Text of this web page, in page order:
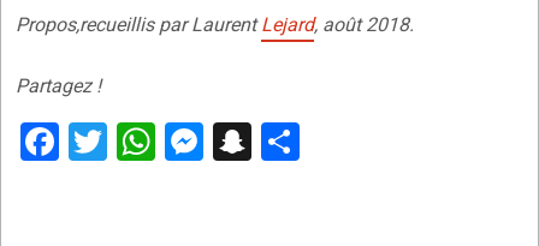
Propos,recueillis par LaurentLejard, août 2018.
Partagez !
F
a
T
wi
W
h
M
es
S
n